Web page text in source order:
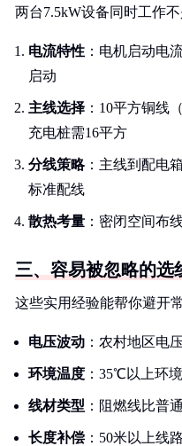
两台7.5kW设备同时工作不
电流特性 ：电机启动电
启动
主线选择 ：10平方铜线
充电桩需16平方
分线策略：主线到配电
标准配线
散热考量 ：密闭空间布
三、容易被忽略的选
这些实用经验能帮你避开
电压波动 ：农村地区电
环境温度 ：35℃以上环
线材类型 ：阻燃线比普
长度补偿 ：50米以上线